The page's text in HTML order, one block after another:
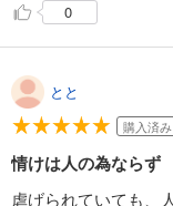
0
とと
購入済み
情けは人の為ならず
虐げられていても、